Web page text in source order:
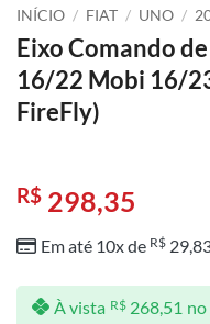
INÍCIO / FIAT / UNO /
Eixo Comando
16/22 Mobi 16/
FireFly)
R$ 298,35
Em até 10x de R$
À vista R$268,51 no